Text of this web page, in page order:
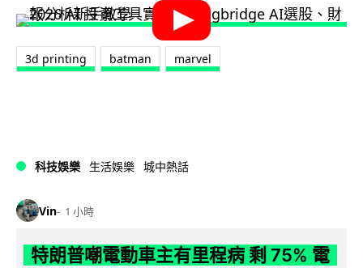
3d printing batman marvel
科技娛樂 生活娛樂 城中熱話
Vin 1 小時
特朗普嘲電動車主有里程病 剩 75% 電